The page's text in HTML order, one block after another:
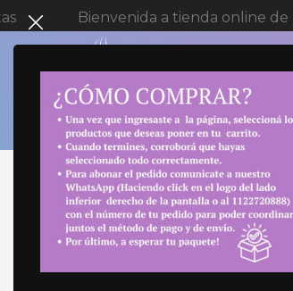
a tienda online de BELLA
Inicio Maquillaje Brochas y